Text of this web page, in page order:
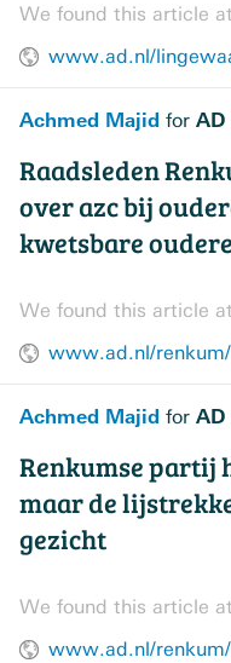
We found this article
Achmed Majid for AD
Raadsleden
over azc bij
kwetsbare
We found this article
Achmed Majid for AD
Renkumse partij
maar de
gezicht
We found this article